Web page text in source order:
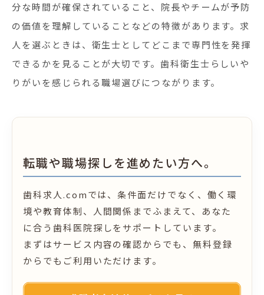
分な時間が確保されていること、院長やチームが予防
の価値を理解していることなどの特徴があります。求
人を選ぶときは、衛生士としてどこまで専門性を発揮
できるかを見ることが大切です。歯科衛生士らしいや
りがいを感じられる職場選びにつながります。
転職や職場探しを進めたい方へ。
歯科求人.comでは、条件面だけでなく、働く環
境や教育体制、人間関係までふまえて、あなた
に合う歯科医院探しをサポートしています。
まずはサービス内容の確認からでも、無料登録
からでもご利用いただけます。